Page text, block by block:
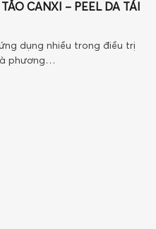
CANXI – PEEL DA TÁI
dụng nhiều trong điều trị
phương…